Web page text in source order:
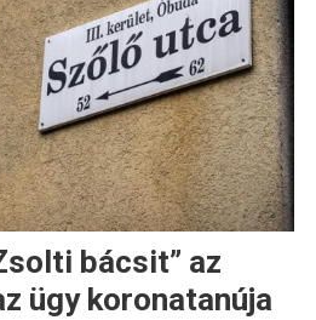
bácsit” az
ügy koronatanúja